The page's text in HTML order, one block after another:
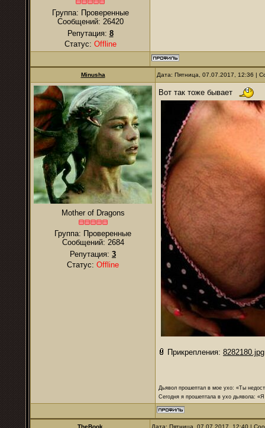
Группа: Проверенные
Сообщений: 26420
Репутация: 8
Статус: Offline
Minusha Дата: Пятница, 07.07.2017, 12:36 |
Mother of Dragons
Группа: Проверенные
Сообщений: 2684
Репутация: 3
Статус: Offline
Вот так тоже бывает
Прикрепления: 8282180.jpg
Дьявол прошептал в мое ухо: «Ты
Сегодня я прошептала в ухо дьявола:
TheBook Дата: Пятница, 07.07.2017, 12:40 |